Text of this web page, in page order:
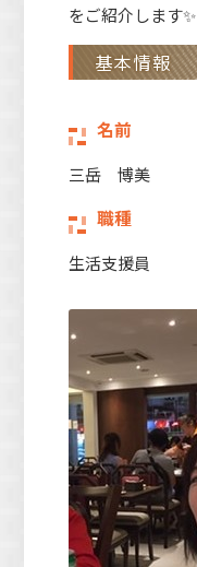
をご紹介します✨
基本情報
名前
三岳 博美
職種
生活支援員